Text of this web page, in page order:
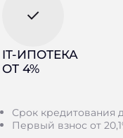
IT-ИПОТЕКА
ОТ 4%
Срок кредитования
Первый взнос от